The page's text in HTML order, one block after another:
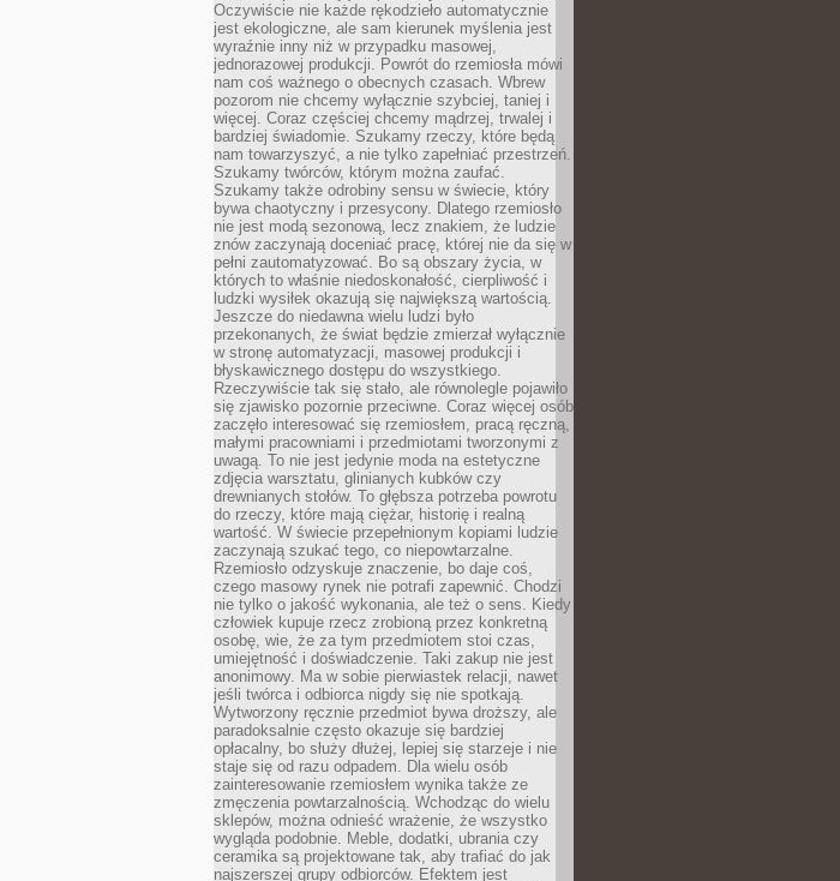
Oczywiście nie każde rękodzieło automatycznie
jest ekologiczne, ale sam kierunek myślenia jest
wyraźnie inny niż w przypadku masowej,
jednorazowej produkcji. Powrót do rzemiosła mówi
nam coś ważnego o obecnych czasach. Wbrew
pozorom nie chcemy wyłącznie szybciej, taniej i
więcej. Coraz częściej chcemy mądrzej, trwalej i
bardziej świadomie. Szukamy rzeczy, które będą
nam towarzyszyć, a nie tylko zapełniać przestrzeń.
Szukamy twórców, którym można zaufać.
Szukamy także odrobiny sensu w świecie, który
bywa chaotyczny i przesycony. Dlatego rzemiosło
nie jest modą sezonową, lecz znakiem, że ludzie
znów zaczynają doceniać pracę, której nie da się w
pełni zautomatyzować. Bo są obszary życia, w
których to właśnie niedoskonałość, cierpliwość i
ludzki wysiłek okazują się największą wartością.
Jeszcze do niedawna wielu ludzi było
przekonanych, że świat będzie zmierzał wyłącznie
w stronę automatyzacji, masowej produkcji i
błyskawicznego dostępu do wszystkiego.
Rzeczywiście tak się stało, ale równolegle pojawiło
się zjawisko pozornie przeciwne. Coraz więcej osób
zaczęło interesować się rzemiosłem, pracą ręczną,
małymi pracowniami i przedmiotami tworzonymi z
uwagą. To nie jest jedynie moda na estetyczne
zdjęcia warsztatu, glinianych kubków czy
drewnianych stołów. To głębsza potrzeba powrotu
do rzeczy, które mają ciężar, historię i realną
wartość. W świecie przepełnionym kopiami ludzie
zaczynają szukać tego, co niepowtarzalne.
Rzemiosło odzyskuje znaczenie, bo daje coś,
czego masowy rynek nie potrafi zapewnić. Chodzi
nie tylko o jakość wykonania, ale też o sens. Kiedy
człowiek kupuje rzecz zrobioną przez konkretną
osobę, wie, że za tym przedmiotem stoi czas,
umiejętność i doświadczenie. Taki zakup nie jest
anonimowy. Ma w sobie pierwiastek relacji, nawet
jeśli twórca i odbiorca nigdy się nie spotkają.
Wytworzony ręcznie przedmiot bywa droższy, ale
paradoksalnie często okazuje się bardziej
opłacalny, bo służy dłużej, lepiej się starzeje i nie
staje się od razu odpadem. Dla wielu osób
zainteresowanie rzemiosłem wynika także ze
zmęczenia powtarzalnością. Wchodząc do wielu
sklepów, można odnieść wrażenie, że wszystko
wygląda podobnie. Meble, dodatki, ubrania czy
ceramika są projektowane tak, aby trafiać do jak
najszerszej grupy odbiorców. Efektem jest